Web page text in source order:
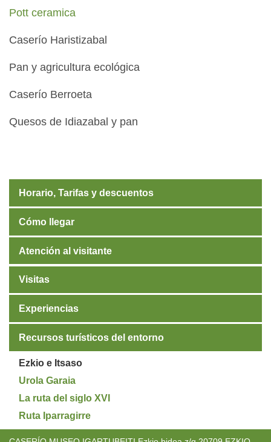
Pott ceramica
Caserío Haristizabal
Pan y agricultura ecológica
Caserío Berroeta
Quesos de Idiazabal y pan
Horario, Tarifas y descuentos
Cómo llegar
Atención al visitante
Visitas
Experiencias
Recursos turísticos del entorno
Ezkio e Itsaso
Urola Garaia
La ruta del siglo XVI
Ruta Iparragirre